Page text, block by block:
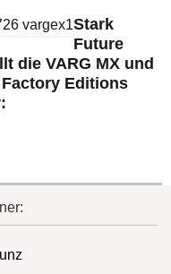
Stark
Future
die VARG MX und
Factory Editions